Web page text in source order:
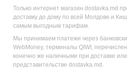
Только интернет магазин dostavka.md
доставку до дому по всей Молдове и
самым выгодным тарифам.
Мы принимаем платежи через
WebMoney, терминалы QIWI,
конечно же наличными при доставке
представительстве dostavka.md.